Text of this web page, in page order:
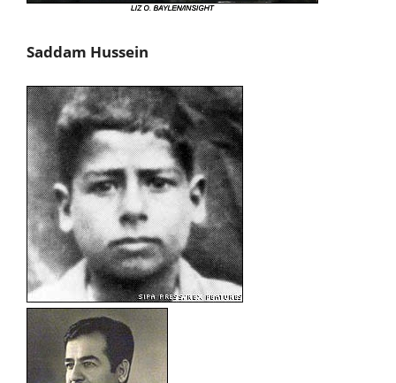
Saddam Hussein